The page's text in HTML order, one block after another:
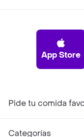
App Store
Pide tu comida
Categorías